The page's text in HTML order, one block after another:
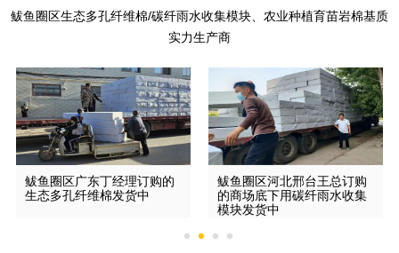
鲅鱼圈区生态多孔纤维棉/碳纤雨水收集模块、农业种植育苗岩棉基质
实力生产商
鲅鱼圈区广东丁经理订购的
生态多孔纤维棉发货中
鲅鱼圈区河北邢台王总订购
的商场底下用碳纤雨水收集
模块发货中